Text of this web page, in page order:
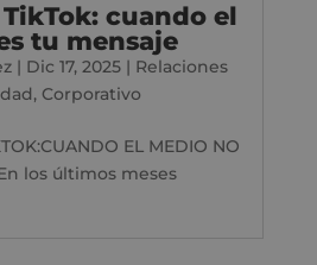
cuando el
tu mensaje
| Dic 17, 2025| Relaciones
, Corporativo
EL MEDIO NO
los últimos meses